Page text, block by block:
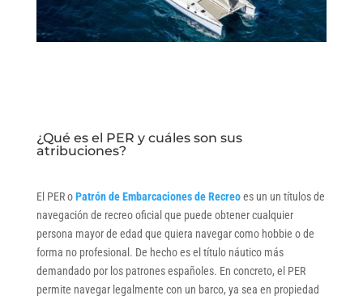
¿Qué es el PER y cuáles son sus
atribuciones?
El PER oPatrón de Embarcaciones de Recreoes un un títulos de
navegación de recreo oficial que puede obtener cualquier
persona mayor de edad que quiera navegar como hobbie o de
forma no profesional. De hecho es el título náutico más
demandado por los patrones españoles. En concreto, el PER
permite navegar legalmente con un barco, ya sea en propiedad